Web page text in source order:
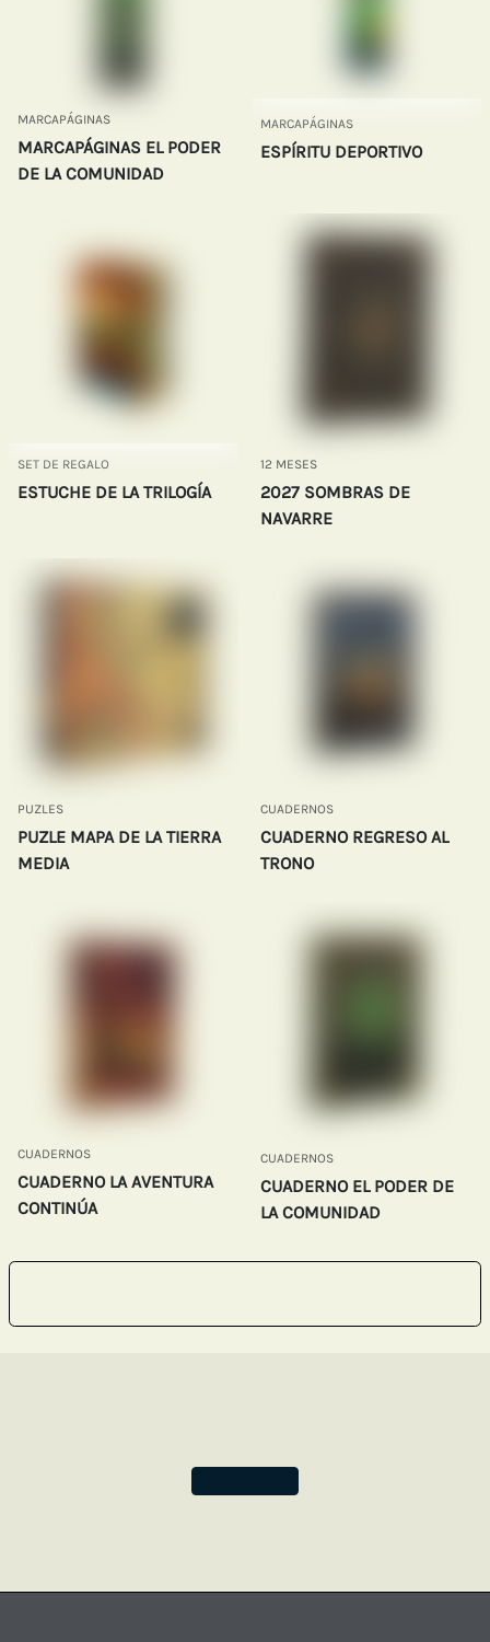
MARCAPÁGINAS
MARCAPÁGINAS EL PODER
DE LA COMUNIDAD
MARCAPÁGINAS
ESPÍRITU DEPORTIVO
SET DE REGALO
ESTUCHE DE LA TRILOGÍA
12 MESES
2027 SOMBRAS DE
NAVARRE
PUZLES
PUZLE MAPA DE LA TIERRA
MEDIA
CUADERNOS
CUADERNO REGRESO AL
TRONO
CUADERNOS
CUADERNO LA AVENTURA
CONTINÚA
CUADERNOS
CUADERNO EL PODER DE
LA COMUNIDAD